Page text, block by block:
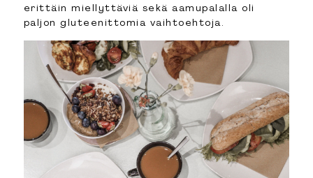
erittäin miellyttäviä sekä aamupalalla oli
paljon gluteenittomia vaihtoehtoja.